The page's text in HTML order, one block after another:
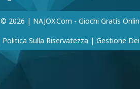
© 2026 | NAJOX.com - Giochi Gratis
Politica Sulla Riservatezza | Gestione